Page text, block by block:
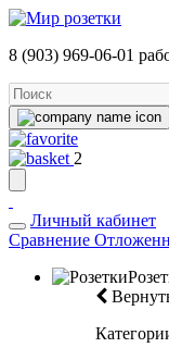
8 (903) 969-06-01
2
Личный кабинет
Сравнение